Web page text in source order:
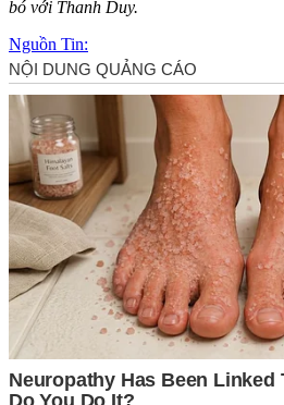
bó với Thanh Duy.
Nguồn Tin: